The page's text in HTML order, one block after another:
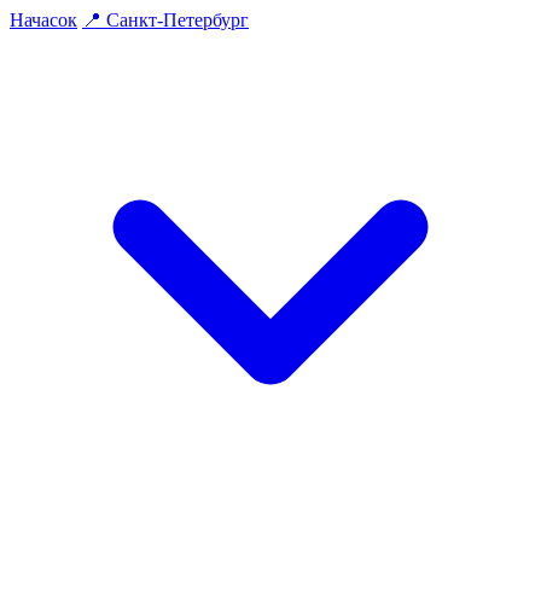
Начасок 📍 Санкт-Петербург